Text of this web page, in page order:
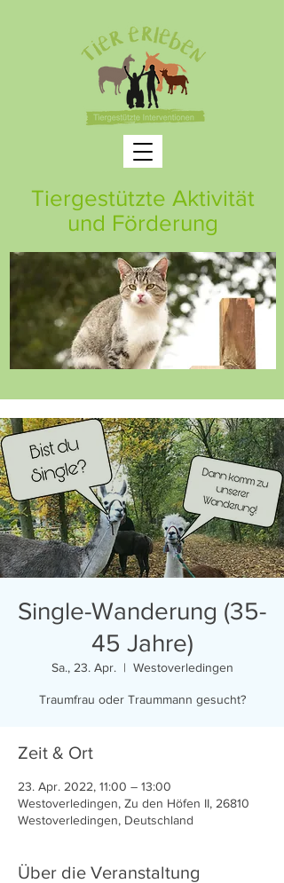
Tiergestützte Aktivität
und Förderung
Single-Wanderung (35-
45 Jahre)
Sa., 23. Apr.
  |
Westoverledingen
Traumfrau oder Traummann gesucht?
Zeit & Ort
23. Apr. 2022, 11:00 – 13:00
Westoverledingen, Zu den Höfen II, 26810
Westoverledingen, Deutschland
Über die Veranstaltung